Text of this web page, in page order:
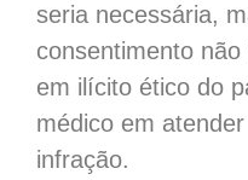
seria necessária,
consentimento
em ilícito ético do
médico em
infração.